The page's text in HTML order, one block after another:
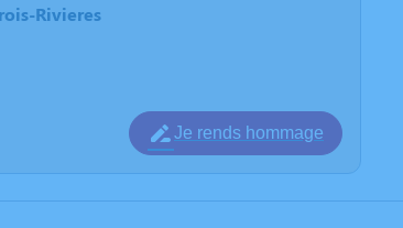
Rivieres
Je rends hommage